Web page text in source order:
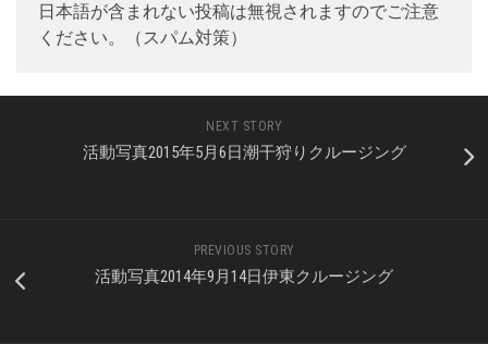
日本語が含まれない投稿は無視されますのでご注意
ください。（スパム対策）
NEXT STORY
活動写真2015年5月6日潮干狩りクルージング
PREVIOUS STORY
活動写真2014年9月14日伊東クルージング